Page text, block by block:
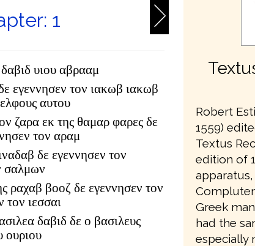
1
υιου αβρααμ
εγεννησεν τον ιακωβ ιακωβ
αυτου
ζαρα εκ της θαμαρ φαρες δε
τον αραμ
δε εγεννησεν τον
σαλμων
ραχαβ βοοζ δε εγεννησεν τον
ιεσσαι
δαβιδ δε ο βασιλευς
ουριου
Robert
1559)
Textus
edition of
Greek
had the
especially